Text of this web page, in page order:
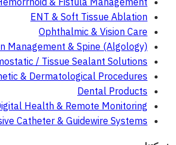
ENT & Soft Tissue Ablation
Ophthalmic & Vision Care
Management & Spine (Algology)
/ Tissue Sealant Solutions
& Dermatological Procedures
Dental Products
Health & Remote Monitoring
Catheter & Guidewire Systems